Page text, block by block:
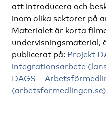
att introducera och
inom olika sektorer på
Materialet är korta
undervisningsmaterial,
publicerat på: Projekt
integrationsarbete
DAGS –
(arbetsformedlingen.se)